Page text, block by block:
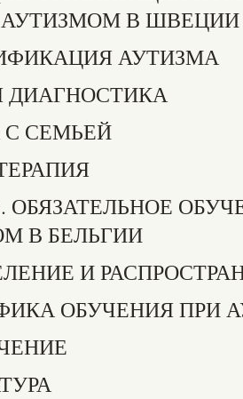
В ШВЕЦИИ
АУТИЗМА
ДИАГНОСТИКА
С СЕМЬЕЙ
ОБЯЗАТЕЛЬНОЕ
В БЕЛЬГИИ
И
ОБУЧЕНИЯ ПРИ